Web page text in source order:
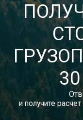
и получите